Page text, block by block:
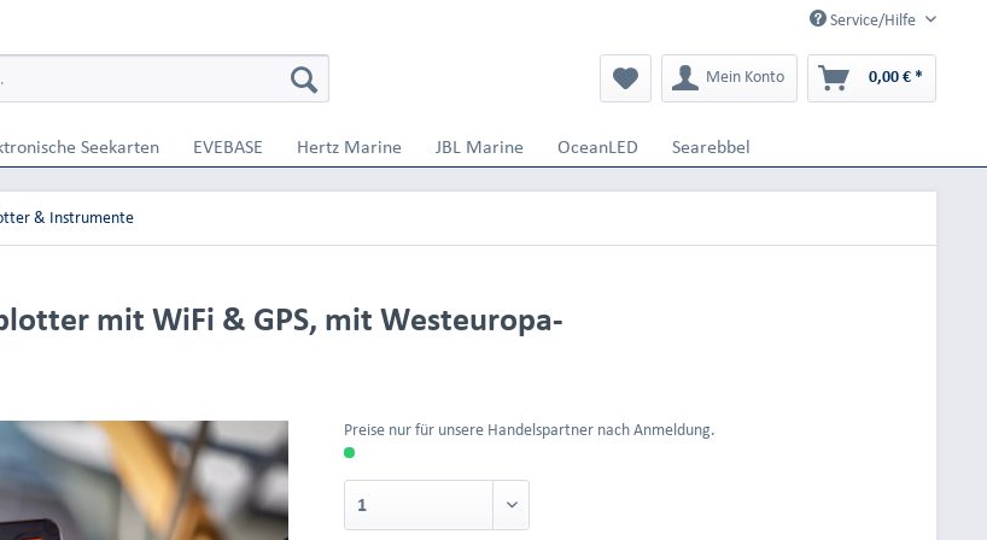
Service/Hilfe
Mein Konto 0,00 € *
Seekarten EVEBASE Hertz Marine JBL Marine OceanLED Searebbel
& Instrumente
mit WiFi & GPS, mit Westeuropa-
Preise nur für unsere Handelspartner nach Anmeldung.